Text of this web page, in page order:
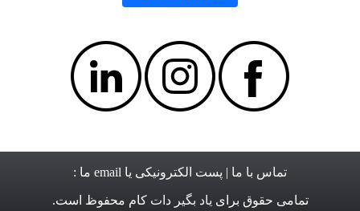
تماس با ما | پست الکترونیکی یا email ما :
تمامی حقوق برای یاد بگیر دات کام محفوظ است.